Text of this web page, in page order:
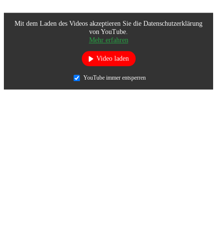
Mit dem Laden des Videos akzeptieren Sie die Datenschutzerklärung
von YouTube.
Mehr erfahren
Video laden
YouTube immer entsperren